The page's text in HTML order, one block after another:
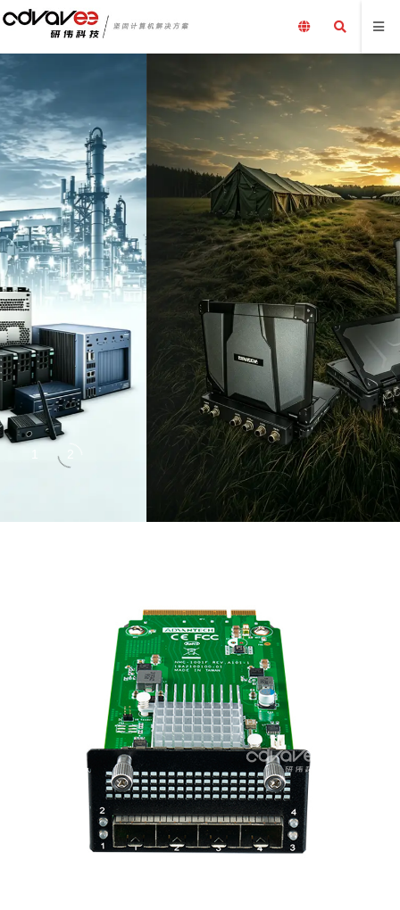
定制服务
提供完全个性化服务，以满
为您的专业产业量身打造
而打造。
查看产品